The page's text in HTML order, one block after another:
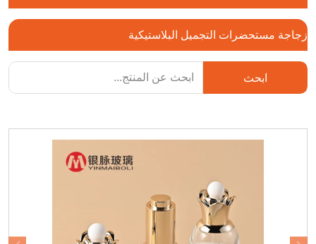
زجاجة مستحضرات التجميل البلاستيكية
ابحث